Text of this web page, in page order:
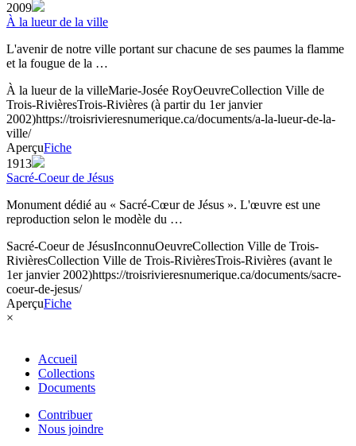
2009
À la lueur de la ville
L'avenir de notre ville portant sur chacune de ses paumes la flamme
et la fougue de la …
À la lueur de la villeMarie-Josée RoyOeuvreCollection Ville de
Trois-RivièresTrois-Rivières (à partir du 1er janvier
2002)https://troisrivieresnumerique.ca/documents/a-la-lueur-de-la-
ville/
AperçuFiche
1913
Sacré-Coeur de Jésus
Monument dédié au « Sacré-Cœur de Jésus ». L'œuvre est une
reproduction selon le modèle du …
Sacré-Coeur de JésusInconnuOeuvreCollection Ville de Trois-
RivièresCollection Ville de Trois-RivièresTrois-Rivières (avant le
1er janvier 2002)https://troisrivieresnumerique.ca/documents/sacre-
coeur-de-jesus/
AperçuFiche
×
Accueil
Collections
Documents
Contribuer
Nous joindre